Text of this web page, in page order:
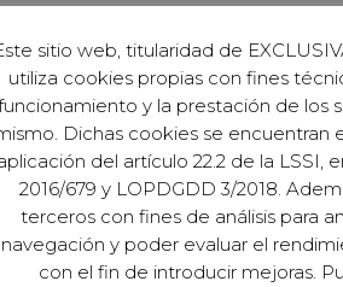
sitio web, titularidad de
utiliza cookies propias con fines
y la prestación de los
Dichas cookies se encuentran
del artículo 22.2 de la LSSI,
2016/679 y LOPDGDD 3/2018.
terceros con fines de análisis para
navegación y poder evaluar el
con el fin de introducir mejoras.